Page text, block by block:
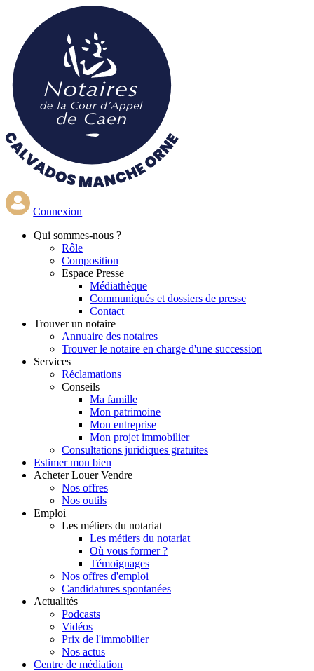
contenu
principal
Connexion
Qui sommes-nous ?
Rôle
Composition
Espace Presse
Médiathèque
Communiqués et dossiers de presse
Contact
Trouver un notaire
Annuaire des notaires
Trouver le notaire en charge d'une succession
Services
Réclamations
Conseils
Ma famille
Mon patrimoine
Mon entreprise
Mon projet immobilier
Consultations juridiques gratuites
Estimer mon bien
Acheter Louer Vendre
Nos offres
Nos outils
Emploi
Les métiers du notariat
Les métiers du notariat
Où vous former ?
Témoignages
Nos offres d'emploi
Candidatures spontanées
Actualités
Podcasts
Vidéos
Prix de l'immobilier
Nos actus
Centre de médiation